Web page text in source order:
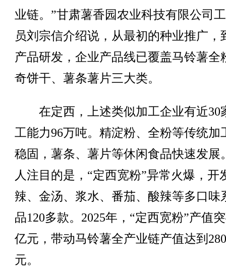
业链。”甘肃薯香园农业科技有限公司
员刘宗信介绍说，从最初的种业推广，
产品研发，企业产品线已覆盖马铃薯全
奇饼干、薯条薯片三大类。
在定西，上述类似加工企业有近30
工能力96万吨。精淀粉、全粉等传统加
稳固，薯条、薯片等休闲食品快速发展
人注目的是，“定西宽粉”异常火爆，开
辣、金汤、浆水、番茄、酸辣等多口味
品120多款。2025年，“定西宽粉”产值
亿元，带动马铃薯全产业链产值达到
元。